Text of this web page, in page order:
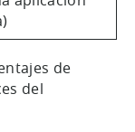
de
del